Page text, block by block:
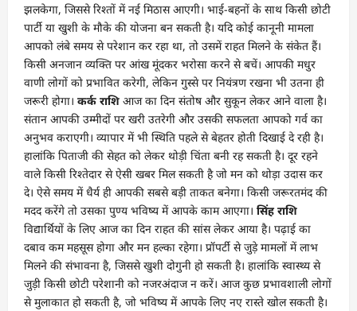
झलकेगा, जिससे रिश्तों में नई मिठास आएगी। भाई-बहनों के साथ किसी छोटी
पार्टी या खुशी के मौके की योजना बन सकती है। यदि कोई कानूनी मामला
आपको लंबे समय से परेशान कर रहा था, तो उसमें राहत मिलने के संकेत हैं।
किसी अनजान व्यक्ति पर आंख मूंदकर भरोसा करने से बचें। आपकी मधुर
वाणी लोगों को प्रभावित करेगी, लेकिन गुस्से पर नियंत्रण रखना भी उतना ही
जरूरी होगा। कर्क राशि आज का दिन संतोष और सुकून लेकर आने वाला है।
संतान आपकी उम्मीदों पर खरी उतरेगी और उसकी सफलता आपको गर्व का
अनुभव कराएगी। व्यापार में भी स्थिति पहले से बेहतर होती दिखाई दे रही है।
हालांकि पिताजी की सेहत को लेकर थोड़ी चिंता बनी रह सकती है। दूर रहने
वाले किसी रिश्तेदार से ऐसी खबर मिल सकती है जो मन को थोड़ा उदास कर
दे। ऐसे समय में धैर्य ही आपकी सबसे बड़ी ताकत बनेगा। किसी जरूरतमंद की
मदद करेंगे तो उसका पुण्य भविष्य में आपके काम आएगा। सिंह राशि
विद्यार्थियों के लिए आज का दिन राहत की सांस लेकर आया है। पढ़ाई का
दबाव कम महसूस होगा और मन हल्का रहेगा। प्रॉपर्टी से जुड़े मामलों में लाभ
मिलने की संभावना है, जिससे खुशी दोगुनी हो सकती है। हालांकि स्वास्थ्य से
जुड़ी किसी छोटी परेशानी को नजरअंदाज न करें। आज कुछ प्रभावशाली लोगों
से मुलाकात हो सकती है, जो भविष्य में आपके लिए नए रास्ते खोल सकती है।